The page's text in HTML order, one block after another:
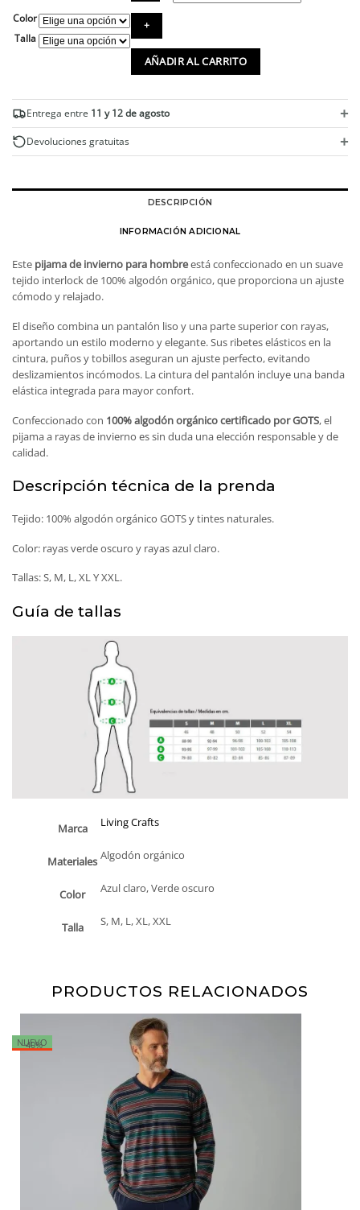
Color
Talla
rayas
invierno
para
hombre
AÑADIR AL CARRITO
Entrega entre 11 y 12 de agosto +
Devoluciones gratuitas +
DESCRIPCIÓN
INFORMACIÓN ADICIONAL
Este pijama de invierno para hombreestá confeccionado en un suave
tejido interlock de 100% algodón orgánico, que proporciona un ajuste
cómodo y relajado.
El diseño combina un pantalón liso y una parte superior con rayas,
aportando un estilo moderno y elegante. Sus ribetes elásticos en la
cintura, puños y tobillos aseguran un ajuste perfecto, evitando
deslizamientos incómodos. La cintura del pantalón incluye una banda
elástica integrada para mayor confort.
Confeccionado con 100% algodón orgánico certificado por GOTS, el
pijama a rayas de invierno es sin duda una elección responsable y de
calidad.
Descripción técnica de la prenda
Tejido: 100% algodón orgánico GOTS y tintes naturales.
Color: rayas verde oscuro y rayas azul claro.
Tallas: S, M, L, XL Y XXL.
Guía de tallas
Marca Living Crafts
Materiales Algodón orgánico
Color Azul claro, Verde oscuro
Talla S, M, L, XL, XXL
PRODUCTOS RELACIONADOS
-40%
NUEVO